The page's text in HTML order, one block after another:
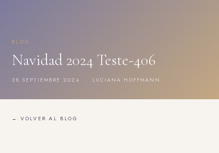
BLOG
Navidad 2024 Teste-406
28 SEPTIEMBRE 2024 · LUCIANA HOFFMANN
← VOLVER AL BLOG